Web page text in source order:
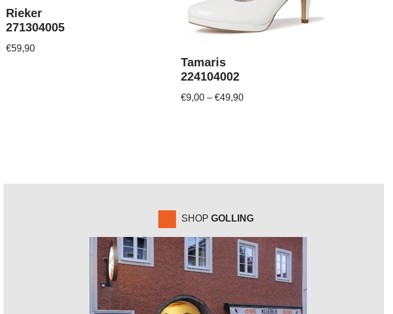
Rieker
271304005
€59,90
Tamaris
224104002
€9,00 –€49,90
SHOP GOLLING